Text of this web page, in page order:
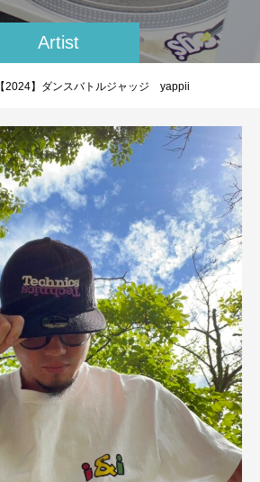
Artist
【2024】ダンスバトルジャッジ yappii